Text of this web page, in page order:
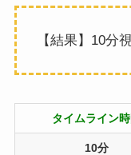
【結果】10分
タイムライン
10分